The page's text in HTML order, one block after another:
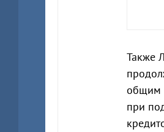
Также
общим
при